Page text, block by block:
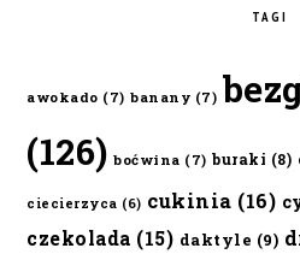
TAGI
awokado (7) banany (7)
(126) boćwina (7) buraki (8)
ciecierzyca (6) cukinia (16)
czekolada (15) daktyle (9)